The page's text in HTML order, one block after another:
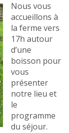
Nous vous
accueillons à
la ferme vers
17h autour
d’une
boisson pour
vous
présenter
notre lieu et
le
programme
du séjour.